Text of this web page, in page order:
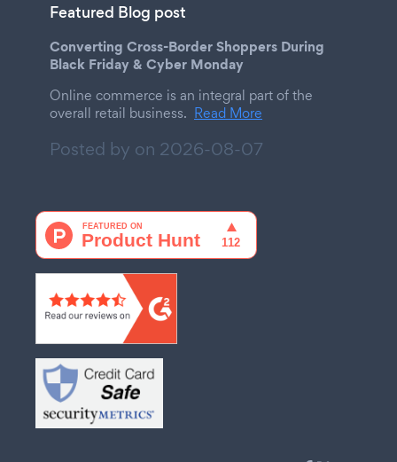
Featured Blog post
Converting Cross-Border Shoppers During
Black Friday & Cyber Monday
Online commerce is an integral part of the
overall retail business. Read More
Posted by on 2026-08-07